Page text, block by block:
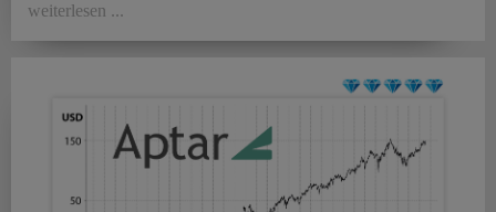
weiterlesen ...